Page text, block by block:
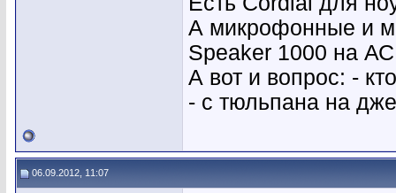
А микрофонные и
Speaker 1000 на
А вот и вопрос: -
- с тюльпана на
06.09.2012, 11:07